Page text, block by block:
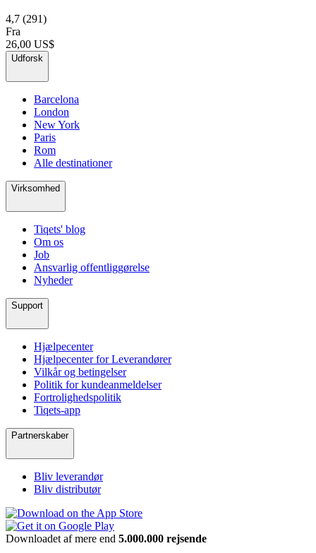
4,7 (291)
Fra
26,00 US$
Udforsk
Barcelona
London
New York
Paris
Rom
Alle destinationer
Virksomhed
Tiqets' blog
Om os
Job
Ansvarlig offentliggørelse
Nyheder
Support
Hjælpecenter
Hjælpecenter for Leverandører
Vilkår og betingelser
Politik for kundeanmeldelser
Fortrolighedspolitik
Tiqets-app
Partnerskaber
Bliv leverandør
Bliv distributør
Downloadet af mere end 5.000.000 rejsende